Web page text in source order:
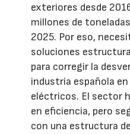
exteriores desde
millones de
2025. Por eso,
soluciones
para corregir la
industria española
eléctricos. El sector
en eficiencia, pero
con una estructura